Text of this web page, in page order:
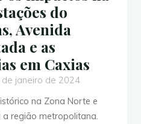
do
Avenida
e as
em Caxias
de janeiro de 2024
na Zona Norte e
região metropolitana.